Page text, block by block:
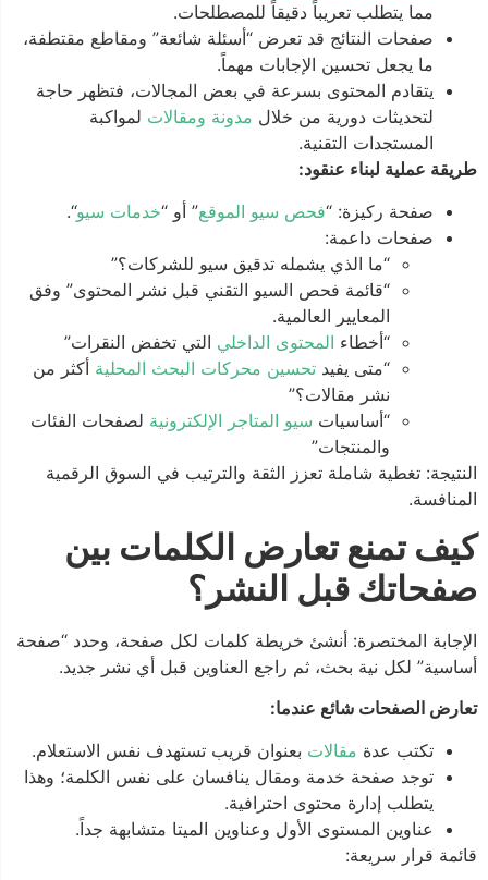
مما يتطلب تعريباً دقيقاً للمصطلحات.
صفحات النتائج قد تعرض “أسئلة شائعة” ومقاطع مقتطفة،
ما يجعل تحسين الإجابات مهماً.
يتقادم المحتوى بسرعة في بعض المجالات، فتظهر حاجة
لتحديثات دورية من خلال
مدونة ومقالاتلمواكبة
المستجدات التقنية.
طريقة عملية لبناء عنقود:
صفحة ركيزة: “فحص سيو الموقع” أو “خدمات سيو“.
صفحات داعمة:
“ما الذي يشمله تدقيق سيو للشركات؟”
“قائمة فحص السيو التقني قبل نشر المحتوى” وفق
المعايير العالمية.
“أخطاء المحتوى الداخلي التي تخفض النقرات”
“متى يفيد تحسين محركات البحث المحليةأكثر من
نشر مقالات؟”
“أساسيات سيو المتاجر الإلكترونيةلصفحات الفئات
والمنتجات”
النتيجة: تغطية شاملة تعزز الثقة والترتيب في السوق الرقمية
المنافسة.
كيف تمنع تعارض الكلمات بين
صفحاتك قبل النشر؟
الإجابة المختصرة: أنشئ خريطة كلمات لكل صفحة، وحدد “صفحة
أساسية” لكل نية بحث، ثم راجع العناوين قبل أي نشر جديد.
تعارض الصفحات شائع عندما:
تكتب عدة مقالاتبعنوان قريب تستهدف نفس الاستعلام.
توجد صفحة خدمة ومقال ينافسان على نفس الكلمة؛ وهذا
يتطلب إدارة محتوى احترافية.
عناوين المستوى الأول وعناوين الميتا متشابهة جداً.
قائمة قرار سريعة: